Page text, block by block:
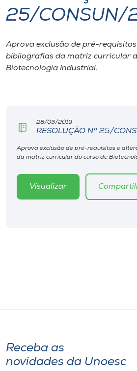
I.nova
Diplomados
Rádio
A+
25/CONSUN/
Aprova exclusão de pré-
bibliografias da matriz curricular
Biotecnologia Industrial.
28/03/2019
RESOLUÇÃO Nº 25/
Aprova exclusão de pré-requisitos e
da matriz curricular do curso de
Visualizar
Receba as
novidades da Unoesc